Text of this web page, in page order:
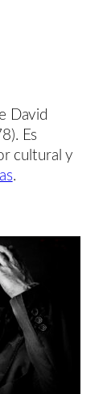
David
Es
cultural y
.